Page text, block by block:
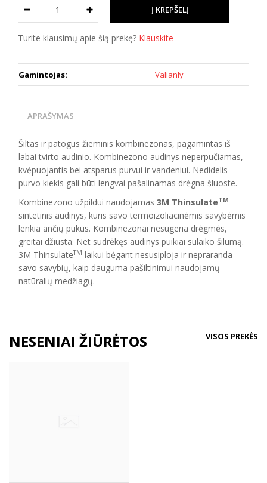
Turite klausimų apie šią prekę? Klauskite
Gamintojas: Valianly
APRAŠYMAS
Šiltas ir patogus žieminis kombinezonas, pagamintas iš
labai tvirto audinio. Kombinezono audinys neperpučiamas,
kvėpuojantis bei atsparus purvui ir vandeniui. Nedidelis
purvo kiekis gali būti lengvai pašalinamas drėgna šluoste.
Kombinezono užpildui naudojamas 3M ThinsulateTM
sintetinis audinys, kuris savo termoizoliacinėmis savybėmis
lenkia ančių pūkus. Kombinezonai nesugeria drėgmės,
greitai džiūsta. Net sudrėkęs audinys puikiai sulaiko šilumą.
3M ThinsulateTM laikui bėgant nesusiploja ir nepraranda
savo savybių, kaip dauguma pašiltinimui naudojamų
natūralių medžiagų.
NESENIAI ŽIŪRĖTOS VISOS PREKĖS